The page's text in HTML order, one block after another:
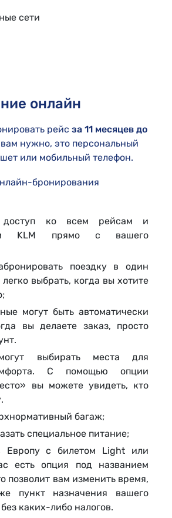
сети
онлайн
рейс за 11 месяцев до
вам нужно, это персональный
или мобильный телефон.
бронирования
ко всем рейсам и
KLM прямо с вашего
поездку в один
выбрать, когда вы хотите
могут быть автоматически
вы делаете заказ, просто
выбирать места для
С помощью опции
вы можете увидеть, кто
багаж;
специальное питание;
Европу с билетом Light или
есть опция под названием
позволит вам изменить время,
пункт назначения вашего
каких-либо налогов.